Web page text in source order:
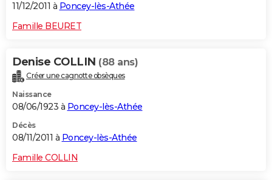
11/12/2011 à Poncey-lès-Athée
Famille BEURET
Denise COLLIN (88 ans)
Créer une cagnotte obsèques
Naissance
08/06/1923 à Poncey-lès-Athée
Décès
08/11/2011 à Poncey-lès-Athée
Famille COLLIN